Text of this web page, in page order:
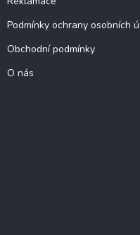
Podmínky ochrany osobních
Obchodní podmínky
O nás